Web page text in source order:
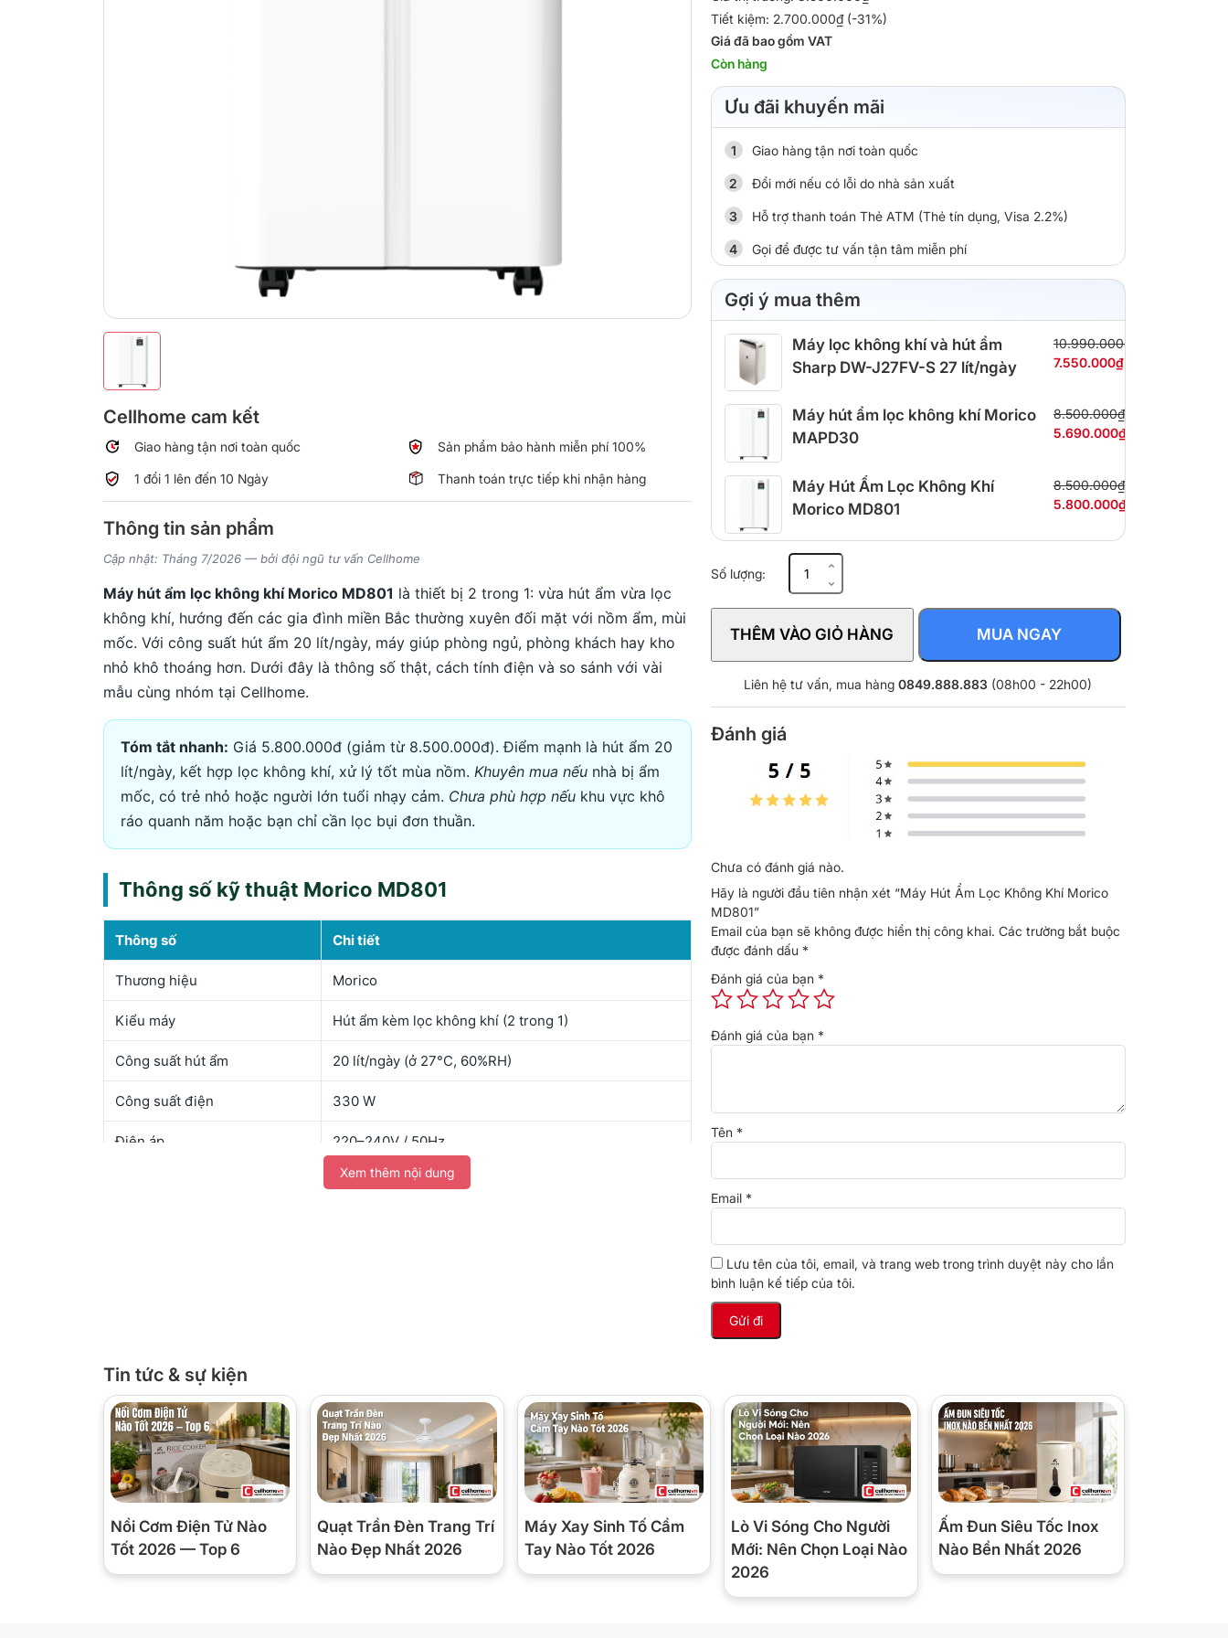
Cellhome cam kết
Giao hàng tận nơi toàn quốc Sản phẩm bảo hành miễn phí 100%
1 đổi 1 lên đến 10 Ngày Thanh toán trực tiếp khi nhận hàng
Thông tin sản phẩm
Cập nhật: Tháng 7/2026 — bởi đội ngũ tư vấn Cellhome
Máy hút ẩm lọc không khí Morico MD801 là thiết bị 2 trong 1: vừa hút ẩm vừa lọc
không khí, hướng đến các gia đình miền Bắc thường xuyên đối mặt với nồm ẩm, mùi
mốc. Với công suất hút ẩm 20 lít/ngày, máy giúp phòng ngủ, phòng khách hay kho
nhỏ khô thoáng hơn. Dưới đây là thông số thật, cách tính điện và so sánh với vài
mẫu cùng nhóm tại Cellhome.
Tóm tắt nhanh: Giá 5.800.000đ (giảm từ 8.500.000đ). Điểm mạnh là hút ẩm 20
lít/ngày, kết hợp lọc không khí, xử lý tốt mùa nồm. Khuyên mua nếunhà bị ẩm
mốc, có trẻ nhỏ hoặc người lớn tuổi nhạy cảm. Chưa phù hợp nếukhu vực khô
ráo quanh năm hoặc bạn chỉ cần lọc bụi đơn thuần.
Thông số kỹ thuật Morico MD801
Thông số Chi tiết
Thương hiệu Morico
Kiểu máy Hút ẩm kèm lọc không khí (2 trong 1)
Công suất hút ẩm 20 lít/ngày (ở 27°C, 60%RH)
Công suất điện 330 W
Điện áp 220–240V / 50Hz
305 × 253 × 495 mm
4 điểm đáng chú ý
Hút ẩm 20 lít/ngày, xử lý nồm mạnh
Công suất hút ẩm 20 lít mỗi ngày (đo ở điều kiện 27°C, 60%RH) là mức đủ mạnh để
kéo độ ẩm trong phòng xuống nhanh. Vào mùa nồm miền Bắc, khi tường đổ mồ hôi
và quần áo lâu khô, một chiếc máy như MD801 giúp không gian khô ráo trở lại, hạn
chế nấm mốc bám tường, đồ gỗ và tủ vải. Đây là công năng cốt lõi khiến máy hữu
ích trong nhiều tháng ẩm ướt.
Xem thêm nội dung
Tiết kiệm: 2.700.000₫ (-31%)
Giá đã bao gồm VAT
Còn hàng
Ưu đãi khuyến mãi
Giao hàng tận nơi toàn quốc
Đổi mới nếu có lỗi do nhà sản xuất
Hỗ trợ thanh toán Thẻ ATM (Thẻ tín dụng, Visa 2.2%)
Gọi để được tư vấn tận tâm miễn phí
Gợi ý mua thêm
Máy lọc không khí và hút ẩm
Sharp DW-J27FV-S 27 lít/ngày
10.990.000₫
7.550.000₫
Máy hút ẩm lọc không khí Morico
MAPD30
8.500.000₫
5.690.000₫
Máy Hút Ẩm Lọc Không Khí
Morico MD801
8.500.000₫
5.800.000₫
Số lượng:Hút
Không
Khí
Morico
MD801
lượng
THÊM VÀO GIỎ HÀNG MUA NGAY
Liên hệ tư vấn, mua hàng 0849.888.883 (08h00 - 22h00)
Đánh giá
Chưa có đánh giá nào.
Hãy là người đầu tiên nhận xét “Máy Hút Ẩm Lọc Không Khí Morico
MD801”
Email của bạn sẽ không được hiển thị công khai. Các trường bắt buộc
được đánh dấu *
Đánh giá của bạn *
Đánh giá của bạn *
Tên *
Email *
Lưu tên của tôi, email, và trang web trong trình duyệt này cho lần
bình luận kế tiếp của tôi.
Tin tức & sự kiện
Nồi Cơm Điện Tử Nào
Tốt 2026 — Top 6
Quạt Trần Đèn Trang Trí
Nào Đẹp Nhất 2026
Máy Xay Sinh Tố Cầm
Tay Nào Tốt 2026
Lò Vi Sóng Cho Người
Mới: Nên Chọn Loại Nào
2026
Ấm Đun Siêu Tốc Inox
Nào Bền Nhất 2026